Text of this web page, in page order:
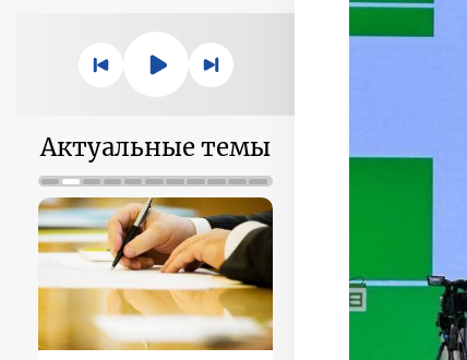
Актуальные темы